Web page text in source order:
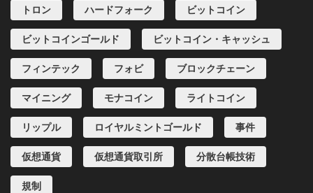
トロン ハードフォーク ビットコイン
ビットコインゴールド ビットコイン・キャッシュ
フィンテック フォビ ブロックチェーン
マイニング モナコイン ライトコイン
リップル ロイヤルミントゴールド 事件
仮想通貨 仮想通貨取引所 分散台帳技術
規制